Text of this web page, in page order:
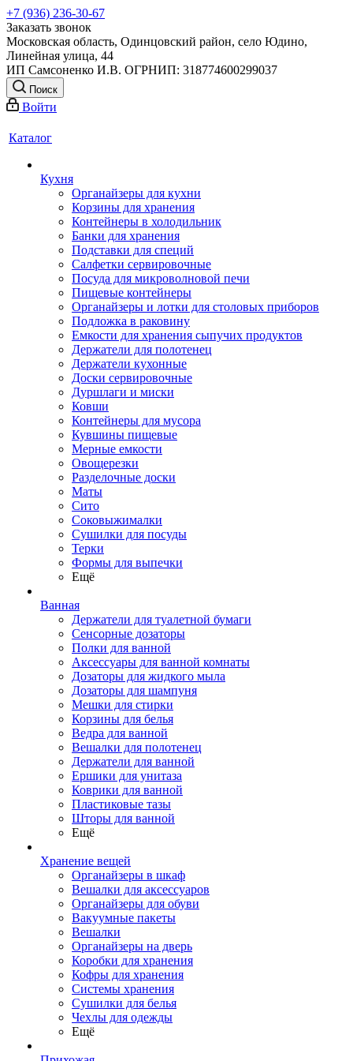
+7 (936) 236-30-67
Заказать звонок
Московская область, Одинцовский район, село Юдино,
Линейная улица, 44
ИП Самсоненко И.В. ОГРНИП: 318774600299037
Поиск
Войти
Каталог
Кухня
Органайзеры для кухни
Корзины для хранения
Контейнеры в холодильник
Банки для хранения
Подставки для специй
Салфетки сервировочные
Посуда для микроволновой печи
Пищевые контейнеры
Органайзеры и лотки для столовых приборов
Подложка в раковину
Емкости для хранения сыпучих продуктов
Держатели для полотенец
Держатели кухонные
Доски сервировочные
Дуршлаги и миски
Ковши
Контейнеры для мусора
Кувшины пищевые
Мерные емкости
Овощерезки
Разделочные доски
Маты
Сито
Соковыжималки
Сушилки для посуды
Терки
Формы для выпечки
Ещё
Ванная
Держатели для туалетной бумаги
Сенсорные дозаторы
Полки для ванной
Аксессуары для ванной комнаты
Дозаторы для жидкого мыла
Дозаторы для шампуня
Мешки для стирки
Корзины для белья
Ведра для ванной
Вешалки для полотенец
Держатели для ванной
Ершики для унитаза
Коврики для ванной
Пластиковые тазы
Шторы для ванной
Ещё
Хранение вещей
Органайзеры в шкаф
Вешалки для аксессуаров
Органайзеры для обуви
Вакуумные пакеты
Вешалки
Органайзеры на дверь
Коробки для хранения
Кофры для хранения
Системы хранения
Сушилки для белья
Чехлы для одежды
Ещё